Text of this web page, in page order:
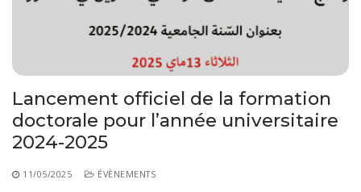
Programmes Pédagogiques
Formations assurées
Stages
Diplômes
Lancement officiel de la formation
doctorale pour l’année universitaire
2024-2025
11/05/2025 ÉVÈNEMENTS